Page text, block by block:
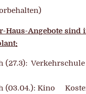
Haus-Angebote sind
(27.3): Verkehrschule
(03.04.): Kino